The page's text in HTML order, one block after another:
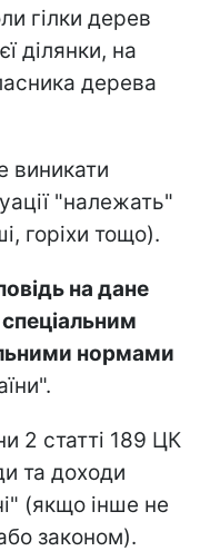
гілки дерев
ділянки, на
дерева
виникати
"належать"
горіхи тощо).
на дане
нормами
2 статті 189 ЦК
та доходи
(якщо інше не
законом).